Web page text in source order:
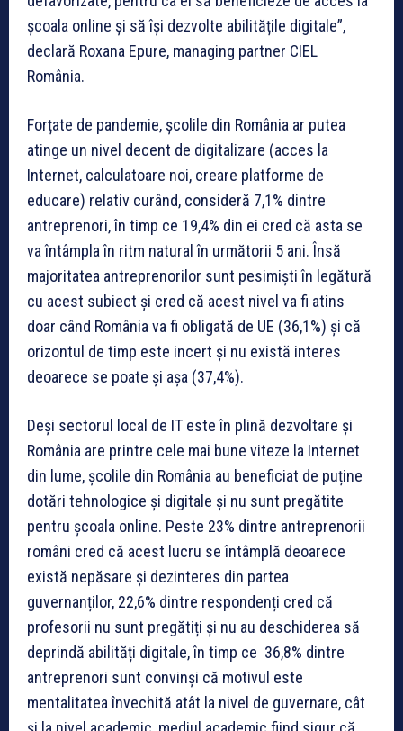
școala online și să își dezvolte abilitățile digitale”,
declară Roxana Epure, managing partner CIEL
România.
Forțate de pandemie, școlile din România ar putea
atinge un nivel decent de digitalizare (acces la
Internet, calculatoare noi, creare platforme de
educare) relativ curând, consideră 7,1% dintre
antreprenori, în timp ce 19,4% din ei cred că asta se
va întâmpla în ritm natural în următorii 5 ani. Însă
majoritatea antreprenorilor sunt pesimiști în legătură
cu acest subiect și cred că acest nivel va fi atins
doar când România va fi obligată de UE (36,1%) și că
orizontul de timp este incert și nu există interes
deoarece se poate și așa (37,4%).
Deși sectorul local de IT este în plină dezvoltare și
România are printre cele mai bune viteze la Internet
din lume, școlile din România au beneficiat de puține
dotări tehnologice și digitale și nu sunt pregătite
pentru școala online. Peste 23% dintre antreprenorii
români cred că acest lucru se întâmplă deoarece
există nepăsare și dezinteres din partea
guvernanților, 22,6% dintre respondenți cred că
profesorii nu sunt pregătiți și nu au deschiderea să
deprindă abilități digitale, în timp ce 36,8% dintre
antreprenori sunt convinși că motivul este
mentalitatea învechită atât la nivel de guvernare, cât